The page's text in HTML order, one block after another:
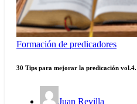
Formación de predicadores
30 Tips para mejorar la predicación vol.4.
Juan Revilla